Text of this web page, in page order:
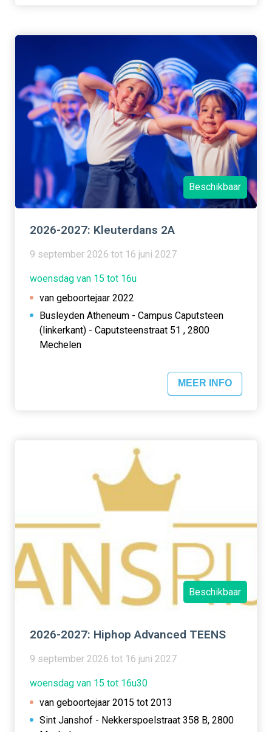
Beschikbaar
2026-2027: Kleuterdans 2A
9 september 2026 tot 16 juni 2027
woensdag van 15 tot 16u
van geboortejaar 2022
Busleyden Atheneum - Campus Caputsteen
(linkerkant) - Caputsteenstraat 51 , 2800
Mechelen
MEER INFO
Beschikbaar
2026-2027: Hiphop Advanced TEENS
9 september 2026 tot 16 juni 2027
woensdag van 15 tot 16u30
van geboortejaar 2015 tot 2013
Sint Janshof - Nekkerspoelstraat 358 B, 2800